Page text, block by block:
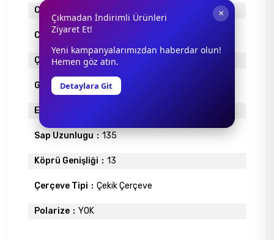
Cam Materyali
Cam Rengi SİYAH
Çerçeve Materyali
Gövde Rengi ALTIN
Ekartman
Sap Uzunlugu 135
Köprü Genişliği 13
Çerçeve Tipi Çekik Çerçeve
Polarize YOK
×
Çıkmadan İndirimli Ürünleri
Ziyaret Et!
Yeni kampanyalarımızdan haberdar olun!
Hemen göz atın.
Detaylara Git